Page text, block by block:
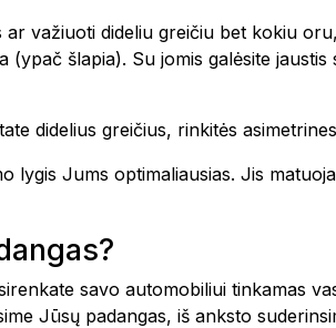
važiuoti dideliu greičiu bet kokiu
(ypač šlapia). Su jomis galėsite
didelius greičius, rinkitės
lygis Jums optimaliausias. Jis
savo automobiliui tinkamas
Jūsų padangas, iš anksto